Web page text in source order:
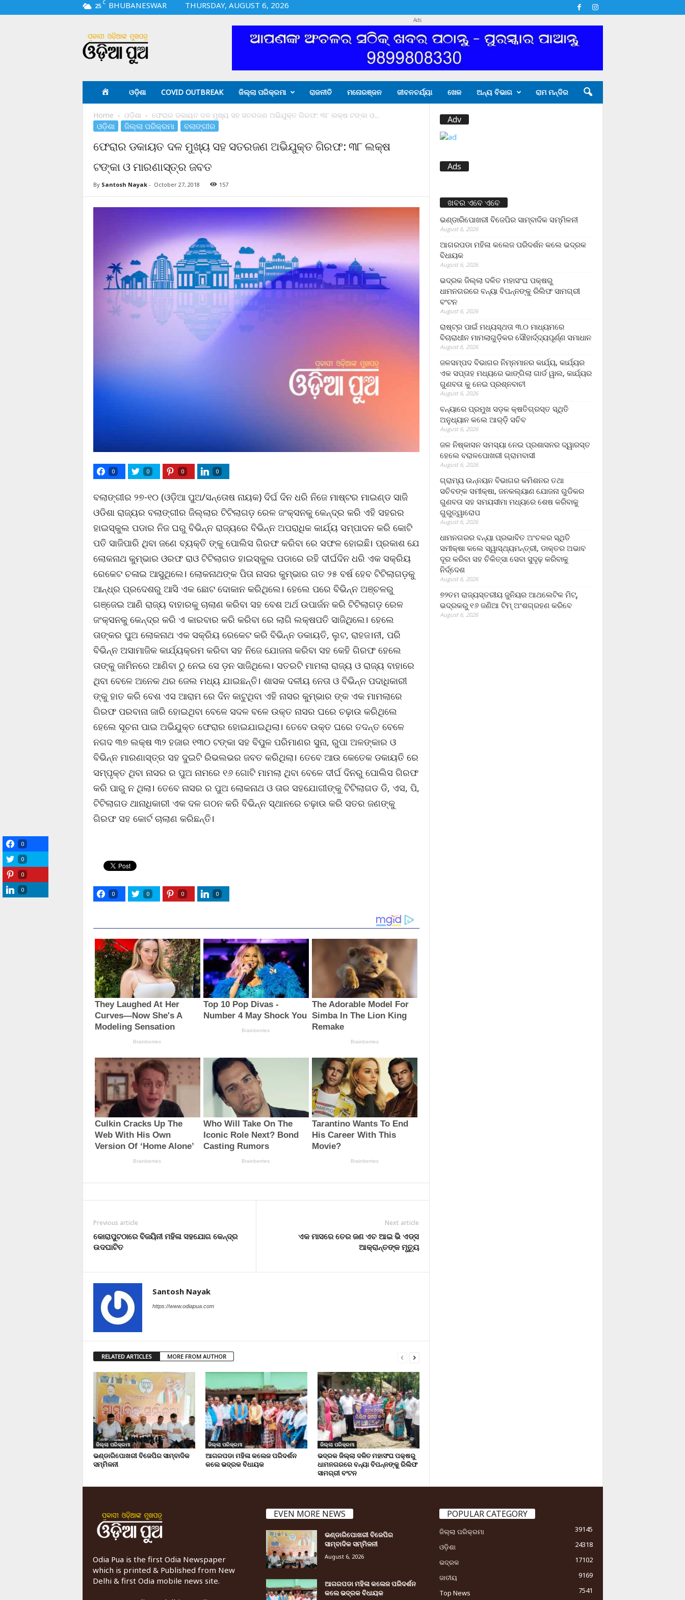
25 C BHUBANESWAR
THURSDAY, AUGUST 6, 2026
i
a
Ads
ଓଡ଼ିଶା COVID OUTBREAK ଜିଲ୍ଲା ପରିକ୍ରମା ରାଜନୀତି ମନୋରଞ୍ଜନ ଜୀବନଚର୍ଯ୍ୟା ଖେଳ ଅନ୍ୟ ବିଭାଗ ରାମ ମନ୍ଦିର
Home ଓଡ଼ିଶା ଫେରାର ଡକାୟତ ଦଳ ମୁଖ୍ୟ ସହ ସତରଜଣ ଅଭିଯୁକ୍ତ ଗିରଫ: ୩୮ ଲକ୍ଷ ଟଙ୍କା ଓ...
ଓଡ଼ିଶା ଜିଲ୍ଲା ପରିକ୍ରମା ବଲାଙ୍ଗୀର
ଫେରାର ଡକାୟତ ଦଳ ମୁଖ୍ୟ ସହ ସତରଜଣ ଅଭିଯୁକ୍ତ ଗିରଫ: ୩୮ ଲକ୍ଷ
ଟଙ୍କା ଓ ମାରଣାସ୍ତ୍ର ଜବତ
By Santosh Nayak- October 27, 2018 157
0 0 0 0
ବଲାଙ୍ଗୀର ୨୭-୧୦ (ଓଡ଼ିଆ ପୁଅ/ସନ୍ତୋଷ ନାୟକ) ଦିର୍ଘ ଦିନ ଧରି ନିଜେ ମାଷ୍ଟର ମାଇଣ୍ଡ ସାଜି
ଓଡିଶା ରାଜ୍ୟର ବଲାଙ୍ଗୀର ଜିଲ୍ଲାର ଟିଟିଲାଗଡ଼ ରେଳ ଜଂକ୍ସନକୁ କେନ୍ଦ୍ର କରି ଏହି ସହରର
ହାଇସ୍କୁଲ ପଡାର ନିଜ ଘରୁ ବିଭିନ୍ନ ରାଜ୍ୟରେ ବିଭିନ୍ନ ଅପରାଧିକ କାର୍ଯ୍ୟ ସମ୍ପାଦନ କରି କୋଟି
ପତି ସାଜିପାରି ଥିବା ଜଣେ ବ୍ୟକ୍ତି ଙ୍କୁ ପୋଲିସ ଗିରଫ କରିବା ରେ ସଫଳ ହୋଇଛି। ପ୍ରକାଶ ଯେ
ଲୋକନାଥ କୁମ୍ଭାର ଓରଫ ରାଓ ଟିଟିଲାଗଡ ହାଇସ୍କୁଲ ପଡାରେ ରହି ଦୀର୍ଘଦିନ ଧରି ଏକ ସକ୍ରିୟ
ରେକେଟ ଚଳାଇ ଆସୁଥିଲେ। ଲୋକନାଥଙ୍କ ପିତା ନାସର କୁମ୍ଭାର ଗତ ୨୫ ବର୍ଷ ହେବ ଟିଟିଲାଗଡ଼କୁ
ଆନ୍ଧ୍ର ପ୍ରଦେଶରୁ ଆସି ଏକ ଛୋଟ ଦୋକାନ କରିଥିଲେ। ହେଲେ ପରେ ବିଭିନ୍ନ ଅଞ୍ଚଳରୁ
ଗଞ୍ଜେଇ ଆଣି ରାଜ୍ୟ ବାହାରକୁ ଚାଲାଣ କରିବା ସହ ବେଶ ଅର୍ଥ ଉପାର୍ଜନ କରି ଟିଟିଲାଗଡ଼ ରେଳ
ଜଂକ୍ସନକୁ କେନ୍ଦ୍ର କରି ଏ କାରବାର କରି କରିବା ରେ ଲାଗି ଲକ୍ଷପତି ସାଜିଥିଲେ। ହେଲେ
ତାଙ୍କର ପୁଅ ଲୋକନାଥ ଏକ ସକ୍ରିୟ ରେକେଟ କରି ବିଭିନ୍ନ ଡକାୟତି, ଲୁଟ, ରାହଜ।ନୀ, ପରି
ବିଭିନ୍ନ ଅସାମାଜିକ କାର୍ଯ୍ୟକ୍ରମ କରିବା ସହ ନିଜେ ଯୋଜନା କରିବା ସହ କେହି ଗିରଫ ହେଲେ
ତାଙ୍କୁ ଜାମିନରେ ଆଣିବା ଠୁ ନେଇ ସେ ଡ଼ନ ସାଜିଥିଲେ। ସତରଟି ମାମଲା ରାଜ୍ୟ ଓ ରାଜ୍ୟ ବାହାରେ
ଥିବା ବେଳେ ଅନେକ ଥର ଜେଲ ମଧ୍ୟ ଯାଇଛନ୍ତି। ଶାସକ ଦଳୀୟ ନେତା ଓ ବିଭିନ୍ନ ପଦାଧିକାରୀ
ଙ୍କୁ ହାତ କରି ବେଶ ଏସ ଆରାମ ରେ ଦିନ କାଟୁଥିବା ଏହି ନାସର କୁମ୍ଭାର ଙ୍କ ଏକ ମାମଲାରେ
ଗିରଫ ପରବାନା ଜାରି ହୋଇଥିବା ବେଳେ ସଦଳ ବଳେ ଉକ୍ତ ନାସର ଘରେ ଚଢ଼ାଉ କରିଥିଲେ
ହେଲେ ସୂଚନା ପାଇ ଅଭିଯୁକ୍ତ ଫେରାର ହୋଇଯାଇଥିଲା। ତେବେ ଉକ୍ତ ଘରେ ତଦନ୍ତ ବେଳେ
ନଗଦ ୩୭ ଲକ୍ଷ ୩୨ ହଜାର ୧୩୦ ଟଙ୍କା ସହ ବିପୁଳ ପରିମାଣର ସୁନା, ରୁପା ଅଳଙ୍କାର ଓ
ବିଭିନ୍ନ ମାରଣାସ୍ତ୍ର ସହ ଦୁଇଟି ରିଭଲଭର ଜବତ କରିଥିଲା। ତେବେ ଆଉ କେତେକ ଡକାୟତି ରେ
ସମ୍ପୃକ୍ତ ଥିବା ନାସର ର ପୁଅ ନାମରେ ୧୬ ଗୋଟି ମାମଲା ଥିବା ବେଳେ ଦୀର୍ଘ ଦିନରୁ ପୋଲିସ ଗିରଫ
କରି ପାରୁ ନ ଥିଲା। ତେବେ ନାସର ର ପୁଅ ଲୋକନାଥ ଓ ତାର ସହଯୋଗୀଙ୍କୁ ଟିଟିଲାଗଡ ଡି, ଏସ, ପି,
ଟିଟିଲାଗଡ ଥାନାଧିକାରୀ ଏକ ଦଳ ଗଠନ କରି ବିଭିନ୍ନ ସ୍ଥାନରେ ଚଢ଼ାଉ କରି ସତର ଜଣଙ୍କୁ
ଗିରଫ ସହ କୋର୍ଟ ଚାଲାଣ କରିଛନ୍ତି।
0 0 0 0
Previous article
କୋରାପୁଟଠାରେ ବିଜୟିନୀ ମହିଳା ସହଯୋଗ କେନ୍ଦ୍ର
ଉଦଘାଟିତ
Next article
ଏକ ମାସରେ ତେର ଜଣ ଏଚ ଆଇ ଭି ଏଡ୍ସ
ଆକ୍ରାନ୍ତଙ୍କ ମୃତ୍ୟୁ
Santosh Nayak
https://www.odiapua.com
RELATED ARTICLES MORE FROM AUTHOR
ଜିଲ୍ଲା ପରିକ୍ରମା
ଭଣ୍ଡାରିପୋଖରୀ ବିଜେପିର ସାମ୍ବାଦିକ
ସମ୍ମିଳନୀ
ଜିଲ୍ଲା ପରିକ୍ରମା
ଆଗରପଡା ମହିଳା କଲେଜ ପରିଦର୍ଶନ
କଲେ ଭଦ୍ରକ ବିଧାୟକ
ଜିଲ୍ଲା ପରିକ୍ରମା
ଭଦ୍ରକ ଜିଲ୍ଲା ଦଳିତ ମହାସଂଘ ପକ୍ଷରୁ
ଧାମନଗରରେ ବନ୍ୟା ବିପନ୍ନଙ୍କୁ ରିଲିଫ
ସାମଗ୍ରୀ ବଂଟନ
Adv
Ads
ଖବର ଏବେ ଏବେ
ଭଣ୍ଡାରିପୋଖରୀ ବିଜେପିର ସାମ୍ବାଦିକ ସମ୍ମିଳନୀ
August 6, 2026
ଆଗରପଡା ମହିଳା କଲେଜ ପରିଦର୍ଶନ କଲେ ଭଦ୍ରକ
ବିଧାୟକ
August 6, 2026
ଭଦ୍ରକ ଜିଲ୍ଲା ଦଳିତ ମହାସଂଘ ପକ୍ଷରୁ
ଧାମନଗରରେ ବନ୍ୟା ବିପନ୍ନଙ୍କୁ ରିଲିଫ ସାମଗ୍ରୀ
ବଂଟନ
August 6, 2026
ରାଷ୍ଟ୍ର ପାଇଁ ମଧ୍ୟସ୍ଥତା ୩.୦ ମାଧ୍ୟମରେ
ବିଚାରାଧୀନ ମାମଲାଗୁଡ଼ିକର ସୌହାର୍ଦ୍ଦ୍ୟପୂର୍ଣ୍ଣ ସମାଧାନ
August 6, 2026
ଜଳସମ୍ପଦ ବିଭାଗର ନିମ୍ନମାନର କାର୍ଯ୍ୟ, କାର୍ଯ୍ୟର
ଏକ ସପ୍ତାହ ମଧ୍ୟରେ ଭାଙ୍ଗିଲା ଗାର୍ଡ ୱାଲ, କାର୍ଯ୍ୟର
ଗୁଣବତା କୁ ନେଇ ପ୍ରଶ୍ନବାଚୀ
August 6, 2026
ବନ୍ୟାରେ ପ୍ରମୁଖ ସଡ଼କ କ୍ଷତିଗ୍ରସ୍ତ ସ୍ଥିତି
ଅନୁଧ୍ୟାନ କଲେ ଆର୍‌ଡ଼ି ସଚିବ
August 6, 2026
ଜଳ ନିଷ୍କାସନ ସମସ୍ୟା ନେଇ ପ୍ରଶାସନର ଦ୍ୱାରସ୍ତ
ହେଲେ ବରାଳପୋଖରୀ ଗ୍ରାମବାସୀ
August 6, 2026
ଗ୍ରାମ୍ୟ ଉନ୍ନୟନ ବିଭାଗର କମିଶନର ତଥା
ସଚିବଙ୍କ ସମୀକ୍ଷା, ଜନକଲ୍ୟାଣ ଯୋଜନା ଗୁଡିକର
ଗୁଣବତା ସହ ସମୟସୀମା ମଧ୍ୟରେ ଶେଷ କରିବାକୁ
ଗୁରୁତ୍ୱାରୋପ
August 6, 2026
ଧାମନଗରର ବନ୍ୟା ପ୍ରଭାବିତ ଅଂଚଳର ସ୍ଥିତି
ସମୀକ୍ଷା କଲେ ସ୍ୱାସ୍ଥ୍ୟମନ୍ତ୍ରୀ, ଡାକ୍ତର ଅଭାବ
ଦୂର କରିବା ସହ ଚିକିତ୍ସା ସେବା ସୁଦୃଢ଼ କରିବାକୁ
ନିର୍ଦ୍ଦେଶ
August 6, 2026
୭୨ତମ ରାଜ୍ୟସ୍ତରୀୟ ଜୁନିୟର ଆଥଲେଟିକ ମିଟ୍‌,
ଭଦ୍ରକରୁ ୧୬ ଜଣିଆ ଟିମ୍ ଅଂଶଗ୍ରହଣ କରିବେ
August 6, 2026
Odia Pua is the first Odia Newspaper
which is printed & Published from New
Delhi & first Odia mobile news site.
EVEN MORE NEWS
ଭଣ୍ଡାରିପୋଖରୀ ବିଜେପିର
ସାମ୍ବାଦିକ ସମ୍ମିଳନୀ
August 6, 2026
ଆଗରପଡା ମହିଳା କଲେଜ ପରିଦର୍ଶନ
କଲେ ଭଦ୍ରକ ବିଧାୟକ
POPULAR CATEGORY
ଜିଲ୍ଲା ପରିକ୍ରମା
39145
ଓଡ଼ିଶା
24318
ଭଦ୍ରକ
17102
ଜାତୀୟ
9169
Top News
7541
0
0
0
0